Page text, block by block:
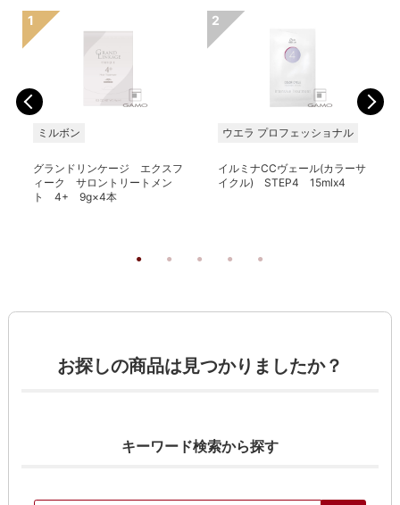
ミルボン
グランドリンケージ エクスフ
ィーク サロントリートメン
ト 4+ 9g×4本
ウエラ プロフェッショナル
イルミナCCヴェール(カラーサ
イクル) STEP4 15mlx4
お探しの商品は見つかりましたか？
キーワード検索から探す